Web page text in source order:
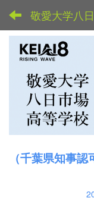
敬愛大学八
（千葉県知事認